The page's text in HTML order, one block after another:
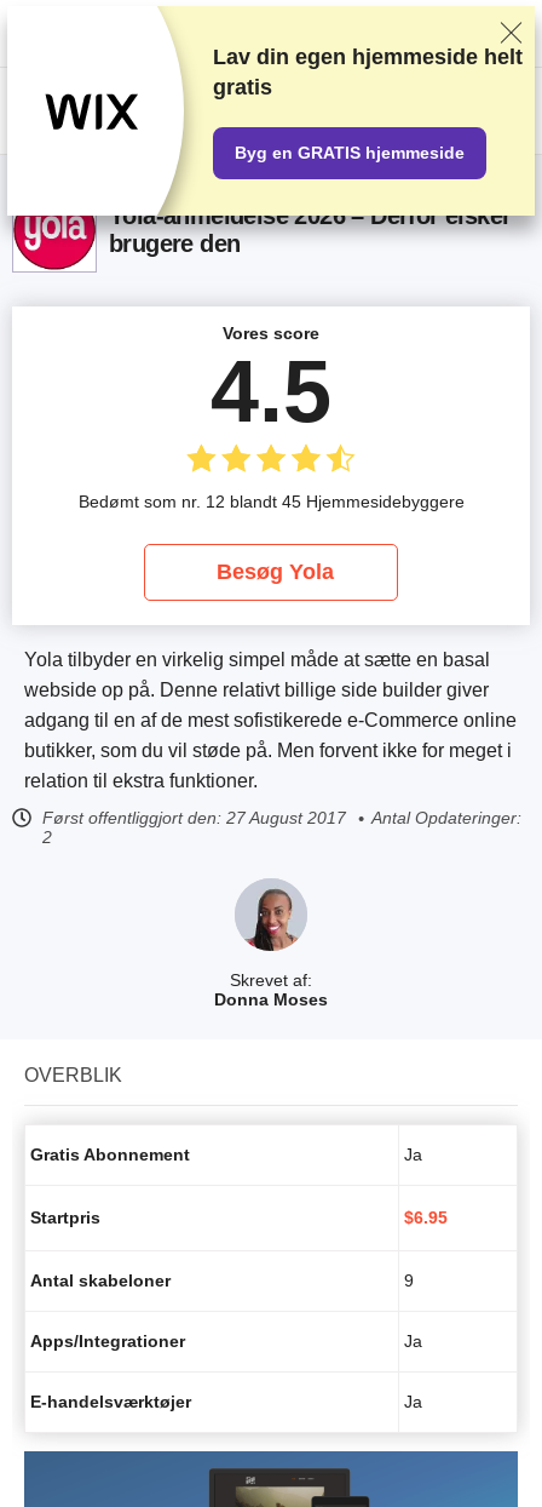
Vi rangerer forhandlere baseret på strenge tests og research, tager også
højde for din feedback og vores kommercielle aftaler med udbydere.
Denne side indeholder affiliate links.Marketings Offentliggørelse
Yola-anmeldelse 2026 – Derfor elsker
brugere den
Skrevet af:
Donna Moses
Yola tilbyder en virkelig simpel måde at sætte en basal
webside op på. Denne relativt billige side builder giver
adgang til en af de mest sofistikerede e-Commerce online
butikker, som du vil støde på. Men forvent ikke for meget i
relation til ekstra funktioner.
Først offentliggjort den: 27 August 2017
Antal Opdateringer:
2
Vores score
4.5
Bedømt som nr. 12 blandt 45 Hjemmesidebyggere
Besøg Yola
OVERBLIK
Gratis Abonnement Ja
Startpris $6.95
Antal skabeloner 9
Apps/Integrationer Ja
E-handelsværktøjer Ja
Lav din egen hjemmeside helt
gratis
Byg en GRATIS hjemmeside